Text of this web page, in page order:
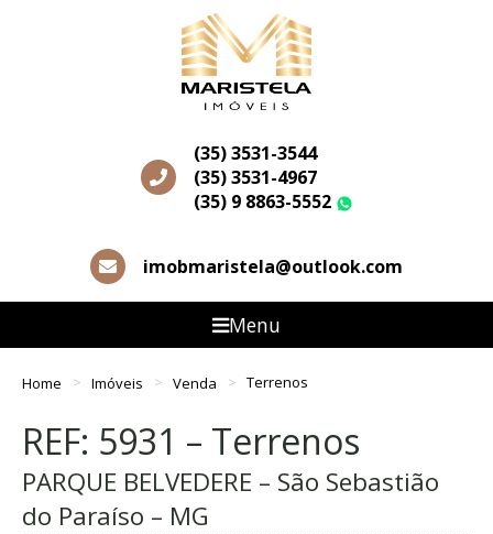
(35) 3531-3544
(35) 3531-4967
(35) 9 8863-5552
imobmaristela@outlook.com
Menu
Home Imóveis Venda Terrenos
REF: 5931 – Terrenos
PARQUE BELVEDERE – São Sebastião
do Paraíso – MG